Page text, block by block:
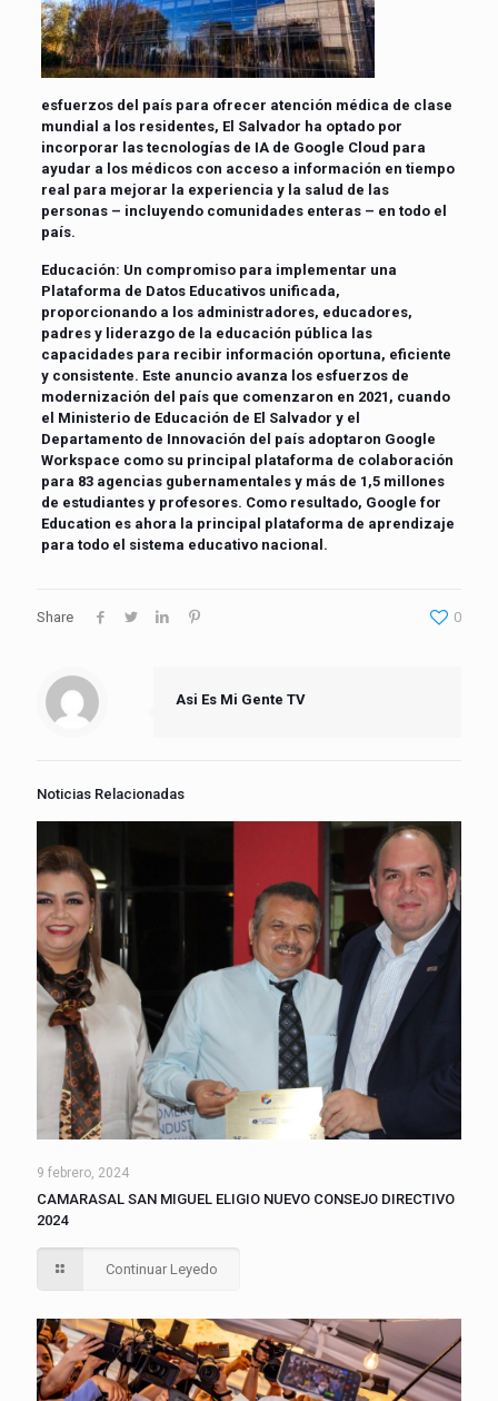
esfuerzos del país para ofrecer atención médica de clase
mundial a los residentes, El Salvador ha optado por
incorporar las tecnologías de IA de Google Cloud para
ayudar a los médicos con acceso a información en tiempo
real para mejorar la experiencia y la salud de las
personas – incluyendo comunidades enteras – en todo el
país.
Educación: Un compromiso para implementar una
Plataforma de Datos Educativos unificada,
proporcionando a los administradores, educadores,
padres y liderazgo de la educación pública las
capacidades para recibir información oportuna, eficiente
y consistente. Este anuncio avanza los esfuerzos de
modernización del país que comenzaron en 2021, cuando
el Ministerio de Educación de El Salvador y el
Departamento de Innovación del país adoptaron Google
Workspace como su principal plataforma de colaboración
para 83 agencias gubernamentales y más de 1,5 millones
de estudiantes y profesores. Como resultado, Google for
Education es ahora la principal plataforma de aprendizaje
para todo el sistema educativo nacional.
Share 0
Asi Es Mi Gente TV
Noticias Relacionadas
9 febrero, 2024
CAMARASAL SAN MIGUEL ELIGIO NUEVO CONSEJO DIRECTIVO
2024
Continuar Leyedo